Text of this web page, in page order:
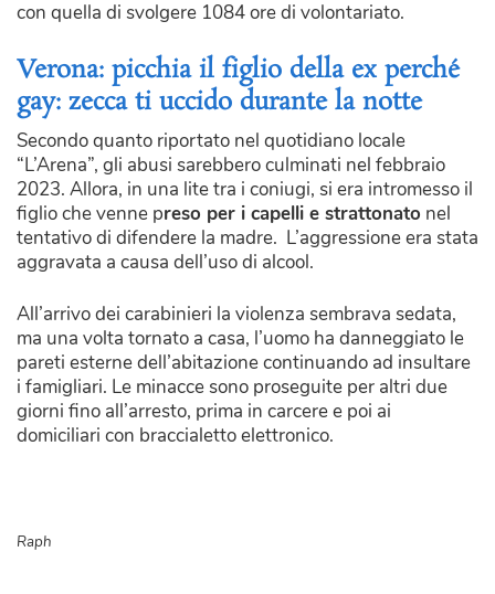
con quella di svolgere 1084 ore di volontariato.
Verona: picchia il figlio della ex perché
gay: zecca ti uccido durante la notte
Secondo quanto riportato nel quotidiano locale
“L’Arena”, gli abusi sarebbero culminati nel febbraio
2023. Allora, in una lite tra i coniugi, si era intromesso il
figlio che venne preso per i capelli e strattonato nel
tentativo di difendere la madre. L’aggressione era stata
aggravata a causa dell’uso di alcool.
All’arrivo dei carabinieri la violenza sembrava sedata,
ma una volta tornato a casa, l’uomo ha danneggiato le
pareti esterne dell’abitazione continuando ad insultare
i famigliari. Le minacce sono proseguite per altri due
giorni fino all’arresto, prima in carcere e poi ai
domiciliari con braccialetto elettronico.
Raph